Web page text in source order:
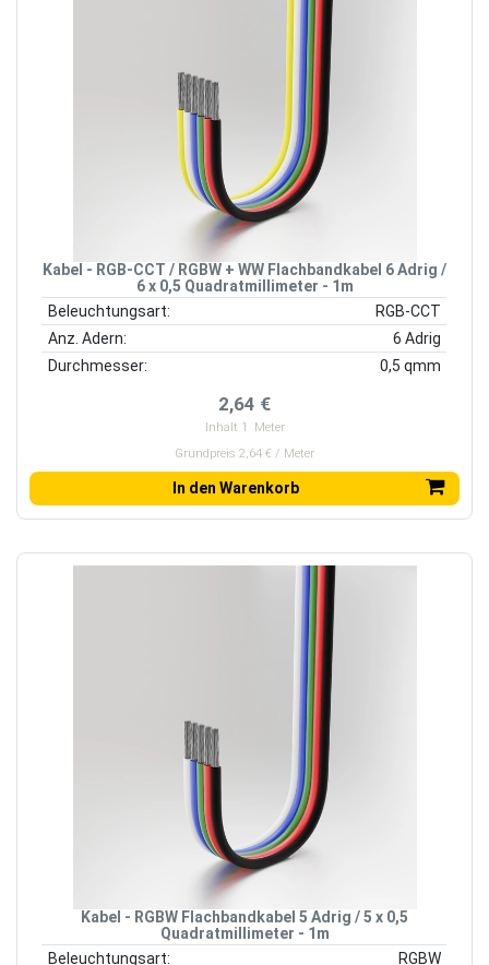
Kabel - RGB-CCT / RGBW + WW Flachbandkabel 6 Adrig /
6 x 0,5 Quadratmillimeter - 1m
Beleuchtungsart:
RGB-CCT
Anz. Adern:
6 Adrig
Durchmesser:
0,5 qmm
2,64 €
Inhalt 1
Meter
Grundpreis 2,64 € / Meter
In den Warenkorb
Kabel - RGBW Flachbandkabel 5 Adrig / 5 x 0,5
Quadratmillimeter - 1m
Beleuchtungsart:
RGBW